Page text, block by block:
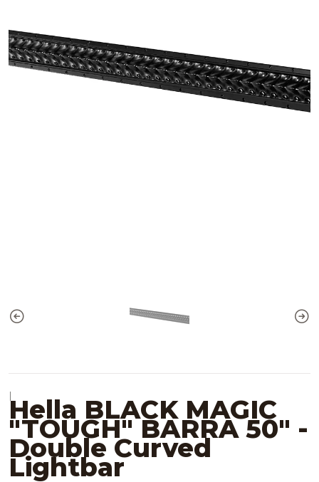
|Hella BLACK MAGIC
"TOUGH" BARRA 50" -
Double Curved
Lightbar